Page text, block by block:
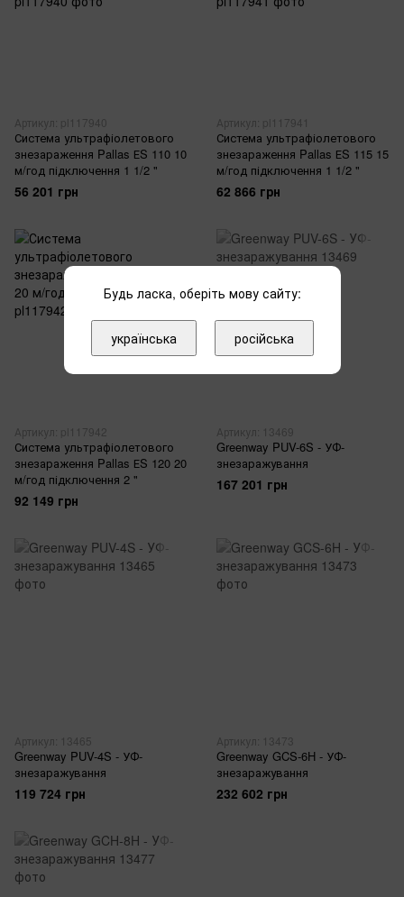
Артикул: pl117940
Система ультрафіолетового
знезараження Pallas ЕS 110 10
м/год підключення 1 1/2 "
56 201 грн
Артикул: pl117941
Система ультрафіолетового
знезараження Pallas ЕS 115 15
м/год підключення 1 1/2 "
62 866 грн
Артикул: pl117942
Система ультрафіолетового
знезараження Pallas ЕS 120 20
м/год підключення 2 "
92 149 грн
Артикул: 13469
Greenway PUV-6S - УФ-
знезаражування
167 201 грн
Артикул: 13465
Greenway PUV-4S - УФ-
знезаражування
119 724 грн
Артикул: 13473
Greenway GCS-6H - УФ-
знезаражування
232 602 грн
Будь ласка, оберіть мову сайту:
українська російська